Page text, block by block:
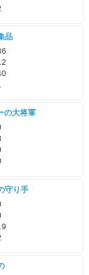
品
の大将軍
守り手